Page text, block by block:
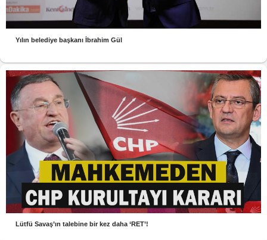
Yılın belediye başkanı İbrahim Gül
Lütfü Savaş’ın talebine bir kez daha ‘RET’!